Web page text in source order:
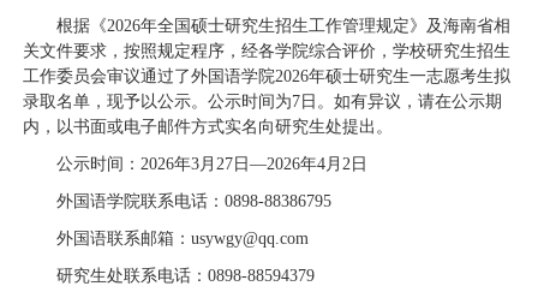
根据《2026年全国硕士研究生招生工作管理规定》及海南省相
关文件要求，按照规定程序，经各学院综合评价，学校研究生招生
工作委员会审议通过了外国语学院2026年硕士研究生一志愿考生拟
录取名单，现予以公示。公示时间为7日。如有异议，请在公示期
内，以书面或电子邮件方式实名向研究生处提出。
公示时间：2026年3月27日—2026年4月2日
外国语学院联系电话：0898-88386795
外国语联系邮箱：usywgy@qq.com
研究生处联系电话：0898-88594379